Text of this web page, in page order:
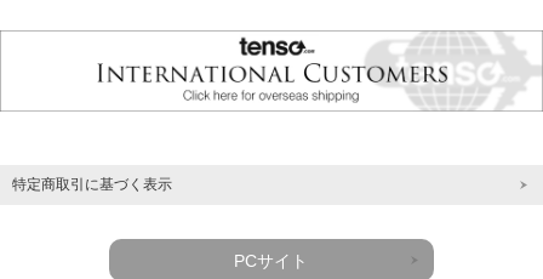
特定商取引に基づく表示
PCサイト